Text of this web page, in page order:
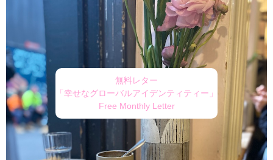
無料レター
「幸せなグローバルアイデンティティー」
Free Monthly Letter